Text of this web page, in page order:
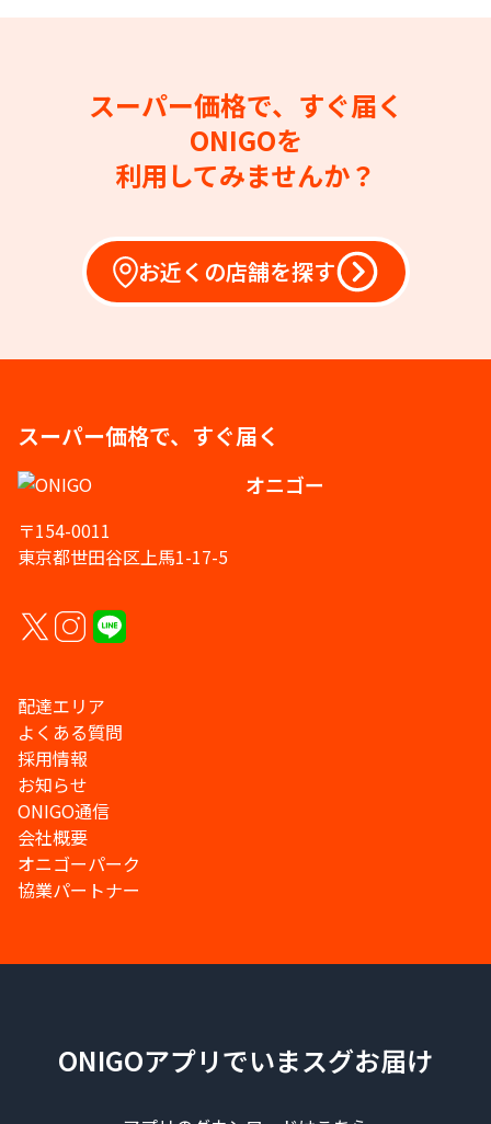
スーパー価格で、すぐ届く
ONIGOを
利用してみませんか？
お近くの店舗を探す
スーパー価格で、すぐ届く
オニゴー
〒154-0011
東京都世田谷区上馬1-17-5
配達エリア
よくある質問
採用情報
お知らせ
ONIGO通信
会社概要
オニゴーパーク
協業パートナー
ONIGOアプリでいまスグお届け